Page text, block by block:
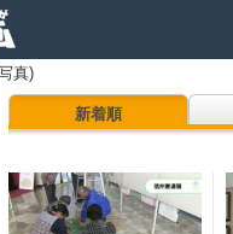
真)
新着順